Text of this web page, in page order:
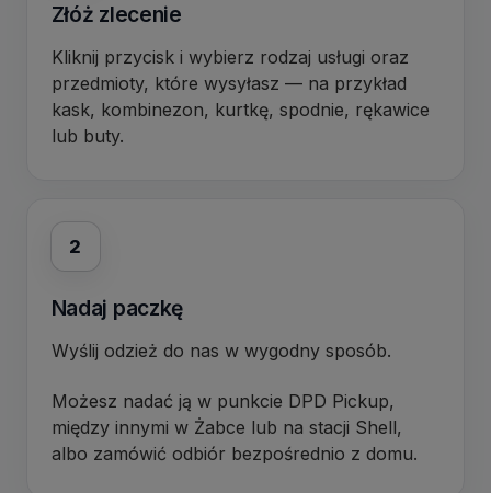
Złóż zlecenie
Kliknij przycisk i wybierz rodzaj usługi oraz
przedmioty, które wysyłasz — na przykład
kask, kombinezon, kurtkę, spodnie, rękawice
lub buty.
2
Nadaj paczkę
Wyślij odzież do nas w wygodny sposób.
Możesz nadać ją w punkcie DPD Pickup,
między innymi w Żabce lub na stacji Shell,
albo zamówić odbiór bezpośrednio z domu.